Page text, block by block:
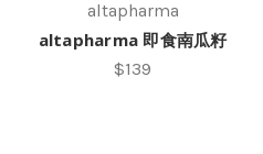
altapharma
altapharma 即食南瓜籽
$139